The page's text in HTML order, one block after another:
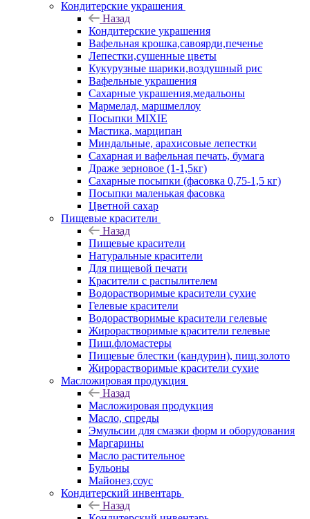
Кондитерские украшения
Назад
Кондитерские украшения
Вафельная крошка,савоярди,печенье
Лепестки,сушенные цветы
Кукурузные шарики,воздушный рис
Вафельные украшения
Сахарные украшения,медальоны
Мармелад, маршмеллоу
Посыпки MIXIE
Мастика, марципан
Миндальные, арахисовые лепестки
Сахарная и вафельная печать, бумага
Драже зерновое (1-1,5кг)
Сахарные посыпки (фасовка 0,75-1,5 кг)
Посыпки маленькая фасовка
Цветной сахар
Пищевые красители
Назад
Пищевые красители
Натуральные красители
Для пищевой печати
Красители с распылителем
Водорастворимые красители сухие
Гелевые красители
Водорастворимые красители гелевые
Жирорастворимые красители гелевые
Пищ.фломастеры
Пищевые блестки (кандурин), пищ.золото
Жирорастворимые красители сухие
Масложировая продукция
Назад
Масложировая продукция
Масло, спреды
Эмульсии для смазки форм и оборудования
Маргарины
Масло растительное
Бульоны
Майонез,соус
Кондитерский инвентарь
Назад